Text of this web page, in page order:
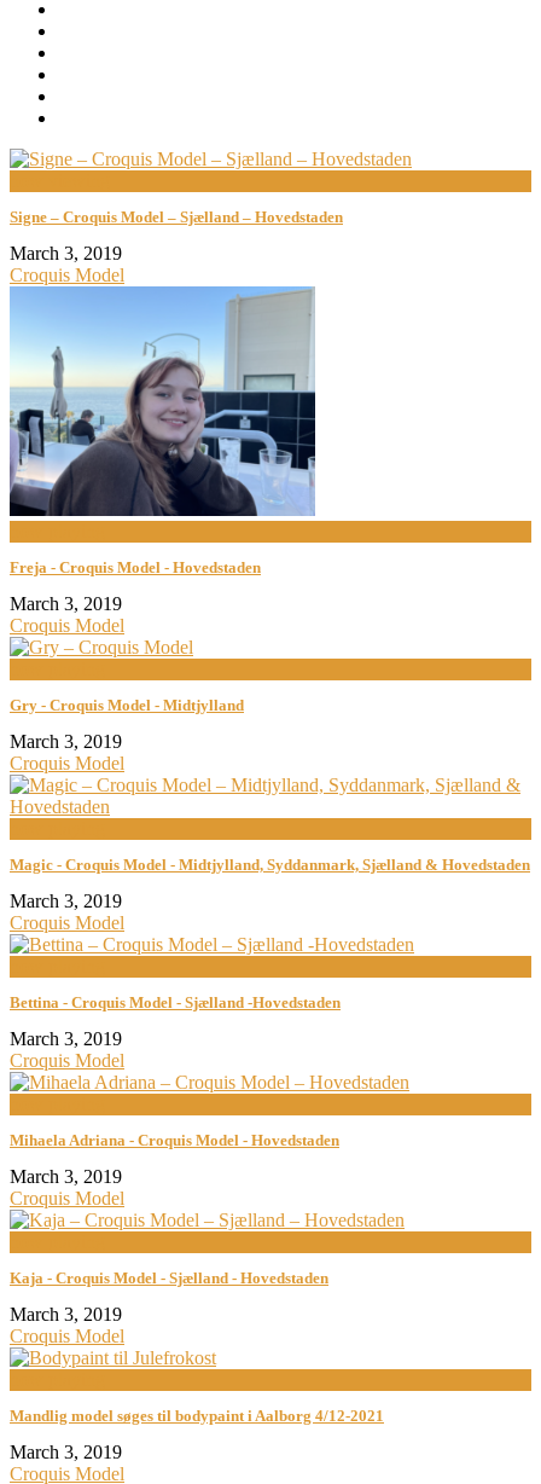
Signe – Croquis Model – Sjælland – Hovedstaden
March 3, 2019
Croquis Model
Freja - Croquis Model - Hovedstaden
March 3, 2019
Croquis Model
Gry - Croquis Model - Midtjylland
March 3, 2019
Croquis Model
Magic - Croquis Model - Midtjylland, Syddanmark, Sjælland & Hovedstaden
March 3, 2019
Croquis Model
Bettina - Croquis Model - Sjælland -Hovedstaden
March 3, 2019
Croquis Model
Mihaela Adriana - Croquis Model - Hovedstaden
March 3, 2019
Croquis Model
Kaja - Croquis Model - Sjælland - Hovedstaden
March 3, 2019
Croquis Model
Mandlig model søges til bodypaint i Aalborg 4/12-2021
March 3, 2019
Croquis Model